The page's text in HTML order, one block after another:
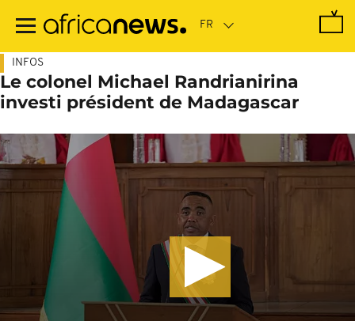
contenu
INFOS
Le colonel Michael Randrianirina
investi président de Madagascar